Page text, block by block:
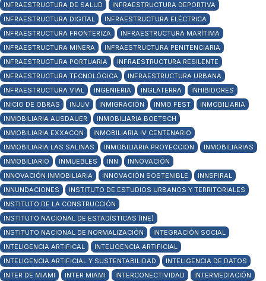
INFRAESTRUCTURA DE SALUD
INFRAESTRUCTURA DEPORTIVA
INFRAESTRUCTURA DIGITAL
INFRAESTRUCTURA ELÉCTRICA
INFRAESTRUCTURA FRONTERIZA
INFRAESTRUCTURA MARÍTIMA
INFRAESTRUCTURA MINERA
INFRAESTRUCTURA PENITENCIARIA
INFRAESTRUCTURA PORTUARIA
INFRAESTRUCTURA RESILENTE
INFRAESTRUCTURA TECNOLÓGICA
INFRAESTRUCTURA URBANA
INFRAESTRUCTURA VIAL
INGENIERIA INGLATERRA
INHIBIDORES
INICIO DE OBRAS
INJUV INMIGRACIÓN INMO FEST
INMOBILIARIA
INMOBILIARIA AUSDAUER
INMOBILIARIA BOETSCH
INMOBILIARIA EXXACON
INMOBILIARIA IV CENTENARIO
INMOBILIARIA LAS SALINAS
INMOBILIARIA PROYECCION
INMOBILIARIAS
INMOBILIARIO
INMUEBLES INN
INNOVACIÓN
INNOVACIÓN INMOBILIARIA
INNOVACIÓN SOSTENIBLE
INNSPIRAL
INNUNDACIONES
INSTITUTO DE ESTUDIOS URBANOS Y TERRITORIALES
INSTITUTO DE LA CONSTRUCCIÓN
INSTITUTO NACIONAL DE ESTADÍSTICAS (INE)
INSTITUTO NACIONAL DE NORMALIZACIÓN
INTEGRACIÓN SOCIAL
INTELIGENCIA ARTIFICAL
INTELIGENCIA ARTIFICIAL
INTELIGENCIA ARTIFICIAL Y SUSTENTABILIDAD
INTELIGENCIA DE DATOS
INTER DE MIAMI
INTER MIAMI INTERCONECTIVIDAD
INTERMEDIACIÓN